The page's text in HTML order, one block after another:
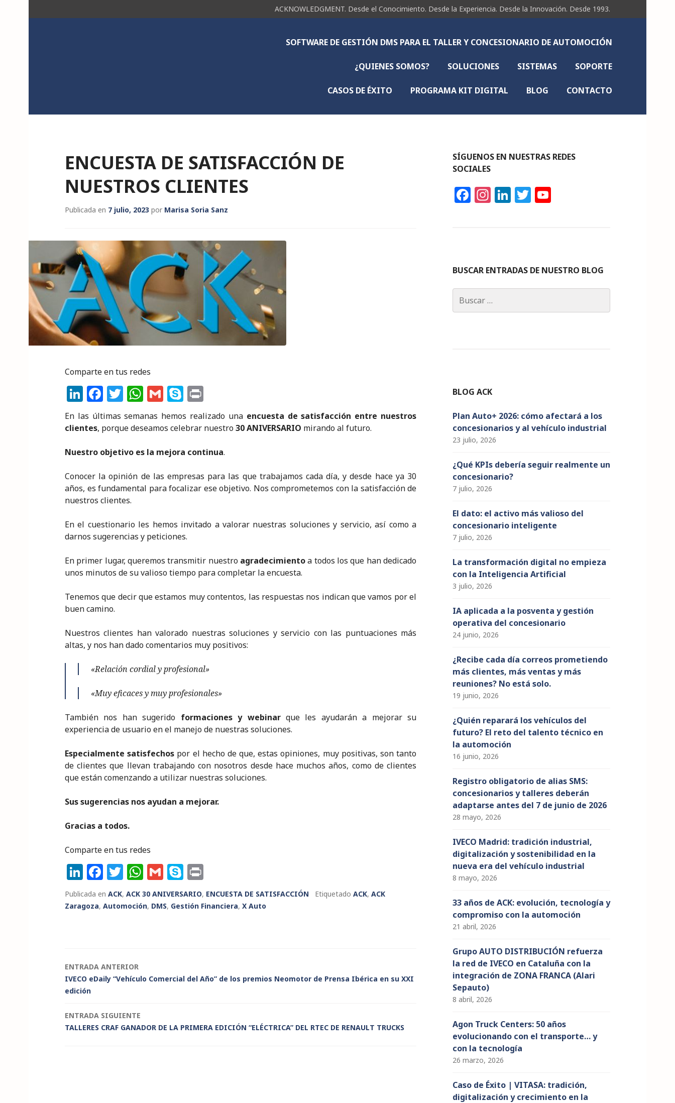
al
ACKNOWLEDGMENT. Desde el Conocimiento. Desde la Experiencia. Desde la Innovación. Desde 1993.
SOFTWARE DE GESTIÓN DMS PARA EL TALLER Y CONCESIONARIO DE AUTOMOCIÓN
¿QUIENES SOMOS? SOLUCIONES SISTEMAS SOPORTE
CASOS DE ÉXITO PROGRAMA KIT DIGITAL BLOG CONTACTO
ENCUESTA DE SATISFACCIÓN DE
NUESTROS CLIENTES
Publicada en 7 julio, 2023 por Marisa Soria Sanz
Comparte en tus redes
Li
n
k
dI
n
F
a
c
b
o
o
k
T
w
it
r
W
h
a
A
p
p
G
m
ai
S
k
y
e
ri
n
En las últimas semanas hemos realizado unaencuesta de satisfacción entre nuestros
clientes, porque deseamos celebrar nuestro30 ANIVERSARIO mirando al futuro.
Nuestro objetivo es la mejora continua.
Conocer la opinión de las empresas para las que trabajamos cada día, y desde hace ya 30
años, es fundamental para focalizar ese objetivo. Nos comprometemos con la satisfacción de
nuestros clientes.
En el cuestionario les hemos invitado a valorar nuestras soluciones y servicio, así como a
darnos sugerencias y peticiones.
En primer lugar, queremos transmitir nuestro agradecimientoa todos los que han dedicado
unos minutos de su valioso tiempo para completar la encuesta.
Tenemos que decir que estamos muy contentos, las respuestas nos indican que vamos por el
buen camino.
Nuestros clientes han valorado nuestras soluciones y servicio con las puntuaciones más
altas, y nos han dado comentarios muy positivos:
«Relación cordial y profesional»
«Muy eficaces y muy profesionales»
También nos han sugerido formaciones y webinarque les ayudarán a mejorar su
experiencia de usuario en el manejo de nuestras soluciones.
Especialmente satisfechos por el hecho de que, estas opiniones, muy positivas, son tanto
de clientes que llevan trabajando con nosotros desde hace muchos años, como de clientes
que están comenzando a utilizar nuestras soluciones.
Sus sugerencias nos ayudan a mejorar.
Gracias a todos.
Comparte en tus redes
Li
n
k
F
a
c
o
k
T
w
it
W
h
a
G
m
ai
S
k
y
ri
n
Publicada en ACK, ACK 30 ANIVERSARIO, ENCUESTA DE SATISFACCIÓN Etiquetado ACK, ACK
Zaragoza, Automoción, DMS, Gestión Financiera, X Auto
Navegación
de
entradas
ENTRADA ANTERIOR
IVECO eDaily “Vehículo Comercial del Año” de los premios Neomotor de Prensa Ibérica en su XXI
edición
ENTRADA SIGUIENTE
TALLERES CRAF GANADOR DE LA PRIMERA EDICIÓN “ELÉCTRICA” DEL RTEC DE RENAULT TRUCKS
SÍGUENOS EN NUESTRAS REDES
SOCIALES
F
o
o
k
In
m
Li
n
T
b
e
C
BUSCAR ENTRADAS DE NUESTRO BLOG
BLOG ACK
Plan Auto+ 2026: cómo afectará a los
concesionarios y al vehículo industrial
23 julio, 2026
¿Qué KPIs debería seguir realmente un
concesionario?
7 julio, 2026
El dato: el activo más valioso del
concesionario inteligente
7 julio, 2026
La transformación digital no empieza
con la Inteligencia Artificial
3 julio, 2026
IA aplicada a la posventa y gestión
operativa del concesionario
24 junio, 2026
¿Recibe cada día correos prometiendo
más clientes, más ventas y más
reuniones? No está solo.
19 junio, 2026
¿Quién reparará los vehículos del
futuro? El reto del talento técnico en
la automoción
16 junio, 2026
Registro obligatorio de alias SMS:
concesionarios y talleres deberán
adaptarse antes del 7 de junio de 2026
28 mayo, 2026
IVECO Madrid: tradición industrial,
digitalización y sostenibilidad en la
nueva era del vehículo industrial
8 mayo, 2026
33 años de ACK: evolución, tecnología y
compromiso con la automoción
21 abril, 2026
Grupo AUTO DISTRIBUCIÓN refuerza
la red de IVECO en Cataluña con la
integración de ZONA FRANCA (Alari
Sepauto)
8 abril, 2026
Agon Truck Centers: 50 años
evolucionando con el transporte… y
con la tecnología
26 marzo, 2026
Caso de Éxito | VITASA: tradición,
digitalización y crecimiento en la